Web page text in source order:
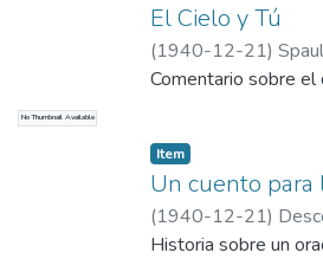
No Thumbnail Available
El Cielo y Tú
(1940-12-21)
Comentario sobre el
Item
Un cuento para
(1940-12-21)
Historia sobre un